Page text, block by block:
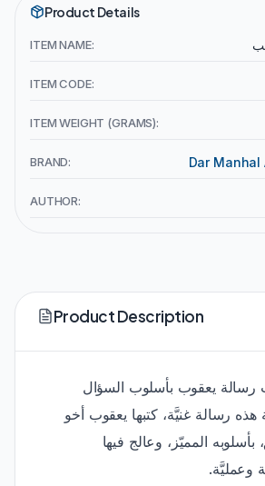
Product Details
ITEM NAME:
ITEM CODE:
ITEM WEIGHT (GRAMS):
BRAND:
AUTHOR:
Product Description
رسالة يعقوب بأسلوب السؤال
هذه رسالة غنيَّة، كتبها يعقوب أخو
المميّز، وعالج فيها